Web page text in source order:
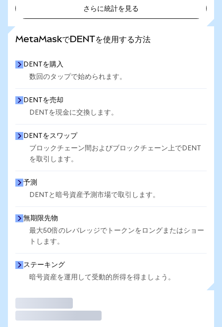
さらに統計を見る
MetaMaskでDENTを使用する方法
DENTを購入
数回のタップで始められます。
DENTを売却
DENTを現金に交換します。
DENTをスワップ
ブロックチェーン間およびブロックチェーン上でDENT
を取引します。
予測
DENTと暗号資産予測市場で取引します。
無期限先物
最大50倍のレバレッジでトークンをロングまたはショー
トします。
ステーキング
暗号資産を運用して受動的所得を得ましょう。